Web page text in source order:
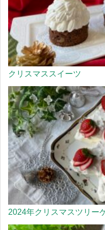
クリスマススイーツ
2024年クリスマスツリー